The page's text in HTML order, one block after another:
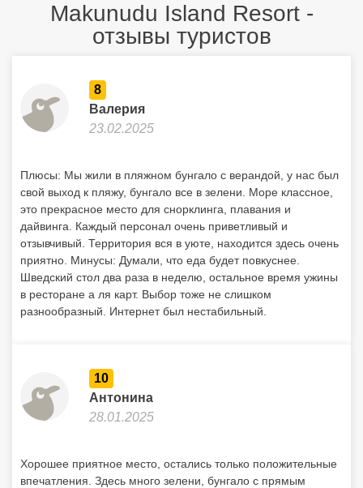
Makunudu Island Resort -
отзывы туристов
8
Валерия
23.02.2025
Плюсы: Мы жили в пляжном бунгало с верандой, у нас был
свой выход к пляжу, бунгало все в зелени. Море классное,
это прекрасное место для снорклинга, плавания и
дайвинга. Каждый персонал очень приветливый и
отзывчивый. Территория вся в уюте, находится здесь очень
приятно. Минусы: Думали, что еда будет повкуснее.
Шведский стол два раза в неделю, остальное время ужины
в ресторане а ля карт. Выбор тоже не слишком
разнообразный. Интернет был нестабильный.
10
Антонина
28.01.2025
Хорошее приятное место, остались только положительные
впечатления. Здесь много зелени, бунгало с прямым